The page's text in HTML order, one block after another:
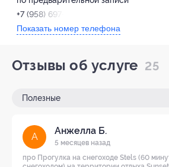
+7 (958) 697-43-03
Показать номер телефона
Отзывы об услуге 25
Полезные
А
Анжелла Б.
5 месяцев назад
про Прогулка на снегоходе Stels (60